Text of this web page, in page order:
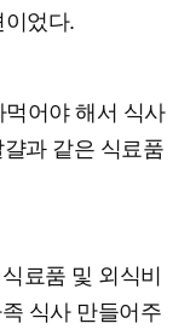
었다.
어야 해서 식사
과 같은 식료품
료품 및 외식비
식사 만들어주